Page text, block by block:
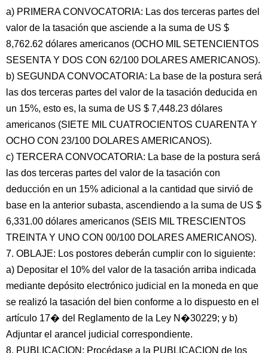
a) PRIMERA CONVOCATORIA: Las dos terceras partes del
valor de la tasación que asciende a la suma de US $
8,762.62 dólares americanos (OCHO MIL SETENCIENTOS
SESENTA Y DOS CON 62/100 DOLARES AMERICANOS).
b) SEGUNDA CONVOCATORIA: La base de la postura será
las dos terceras partes del valor de la tasación deducida en
un 15%, esto es, la suma de US $ 7,448.23 dólares
americanos (SIETE MIL CUATROCIENTOS CUARENTA Y
OCHO CON 23/100 DOLARES AMERICANOS).
c) TERCERA CONVOCATORIA: La base de la postura será
las dos terceras partes del valor de la tasación con
deducción en un 15% adicional a la cantidad que sirvió de
base en la anterior subasta, ascendiendo a la suma de US $
6,331.00 dólares americanos (SEIS MIL TRESCIENTOS
TREINTA Y UNO CON 00/100 DOLARES AMERICANOS).
7. OBLAJE: Los postores deberán cumplir con lo siguiente:
a) Depositar el 10% del valor de la tasación arriba indicada
mediante depósito electrónico judicial en la moneda en que
se realizó la tasación del bien conforme a lo dispuesto en el
artículo 17� del Reglamento de la Ley N�30229; y b)
Adjuntar el arancel judicial correspondiente.
8. PUBLICACION: Procédase a la PUBLICACION de los